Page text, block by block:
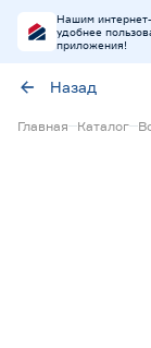
Нашим
удобнее
приложения!
Назад
Главная Каталог